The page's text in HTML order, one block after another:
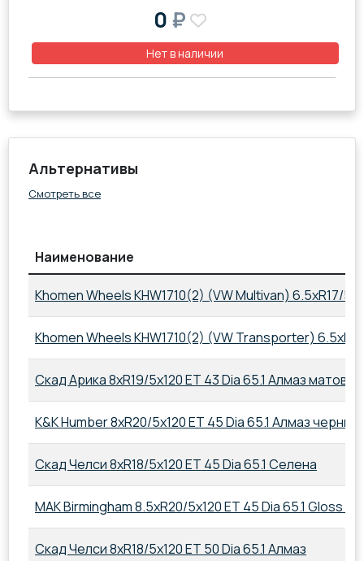
0₽
Нет в наличии
Альтернативы
Смотреть все
Наименование
Khomen Wheels KHW1710(2) (VW Multivan) 6.5xR17/
Khomen Wheels KHW1710(2) (VW Transporter)
Скад Арика 8xR19/5x120 ET 43 Dia 65.1 Алмаз матовый
K&K Humber 8xR20/5x120 ET 45 Dia 65.1 Алмаз черный
Скад Челси 8xR18/5x120 ET 45 Dia 65.1 Селена
MAK Birmingham 8.5xR20/5x120 ET 45 Dia 65.1 Gloss
Скад Челси 8xR18/5x120 ET 50 Dia 65.1 Алмаз